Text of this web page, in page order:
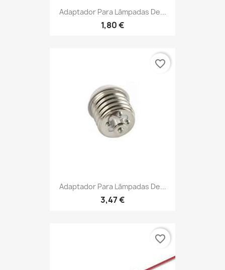
Adaptador Para Lâmpadas De...
1,80 €
Adaptador Para Lâmpadas De...
3,47 €
favorite_border
favorite_border